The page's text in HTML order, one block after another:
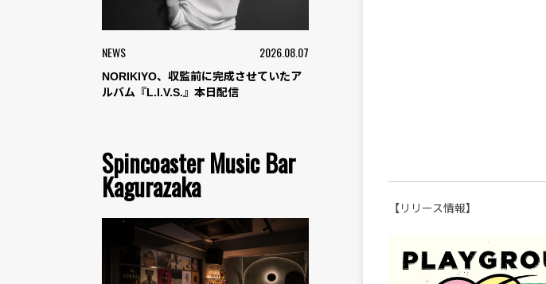
NEWS 2026.08.07
NORIKIYO、収監前に完成させていたア
ルバム『L.I.V.S.』本日配信
Spincoaster Music Bar
Kagurazaka
【リリース情報】